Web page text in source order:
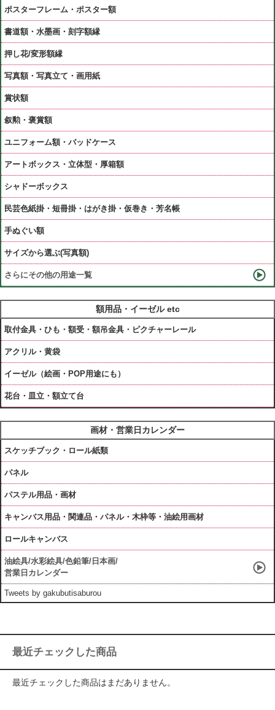
ポスターフレーム・ポスター額
書道額・水墨画・刻字額縁
押し花/変形額縁
写真額・写真立て・画用紙
賞状額
叙勲・褒賞額
ユニフォーム額・バッドケース
アートボックス・立体型・厚箱額
シャドーボックス
民芸色紙掛・短冊掛・はがき掛・仮巻き・芳名帳
手ぬぐい額
サイズから選ぶ(写真額)
さらにその他の用途一覧
額用品・イーゼル etc
取付金具・ひも・額受・額吊金具・ピクチャーレール
アクリル・黄袋
イーゼル（絵画・POP用途にも）
花台・皿立・額立て台
画材・営業日カレンダー
スケッチブック・ロール紙類
パネル
パステル用品・画材
キャンバス用品・関連品・パネル・木枠等・油絵用画材
ロールキャンバス
油絵具/水彩絵具/色鉛筆/日本画/
営業日カレンダー
Tweets by gakubutisaburou
最近チェックした商品
最近チェックした商品はまだありません。